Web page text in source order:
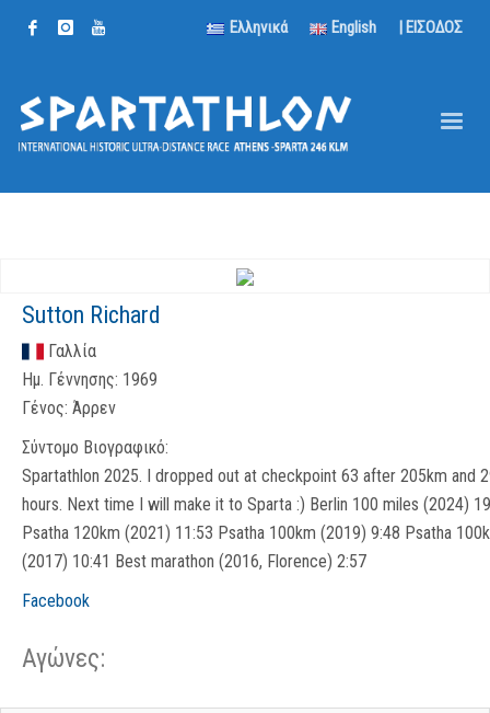
Ελληνικά English | ΕΙΣΟΔΟΣ
Sutton Richard
Γαλλία
Ημ. Γέννησης: 1969
Γένος: Άρρεν
Σύντομο Βιογραφικό:
Spartathlon 2025. I dropped out at checkpoint 63 after 205km and
hours. Next time I will make it to Sparta :) Berlin 100 miles (2024)
Psatha 120km (2021) 11:53 Psatha 100km (2019) 9:48 Psatha
(2017) 10:41 Best marathon (2016, Florence) 2:57
Facebook
Αγώνες: